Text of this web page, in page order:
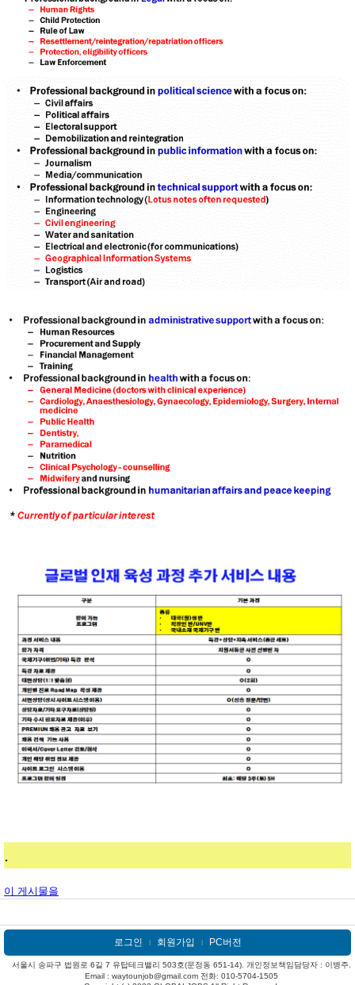
.
이 게시물을
로그인 l 회원가입 l PC버전
서울시 송파구 법원로 6길 7 유탑테크밸리 503호(문정동 651-14). 개인정보책임담당자 : 이병주.
Email : waytounjob@gmail.com 전화: 010-5704-1505